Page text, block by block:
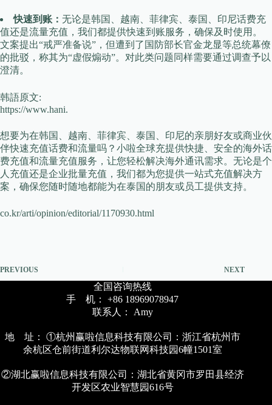
快速到账： 无论是韩国、越南、菲律宾、泰国、印尼话费充
值还是流量充值，我们都提供快速到账服务，确保及时使用。
文案提出“戒严准备说”，但遭到了国防部长官金龙显等总统幕僚
的批驳，称其为“虚假煽动”。对此类问题同样需要通过调查予以
澄清。
韩語原文:
https://www.hani.
想要为在韩国、越南、菲律宾、泰国、印尼的亲朋好友或商业伙
伴快速充值话费和流量吗？小啦全球充提供快捷、安全的海外话
费充值和流量充值服务，让您轻松解决海外通讯需求。无论是个
人充值还是企业批量充值，我们都为您提供一站式充值解决方
案，确保您随时随地都能为在泰国的朋友或员工提供支持。
co.kr/arti/opinion/editorial/1170930.html
PREVIOUS NEXT
全国咨询热线
手 机： +86 18969078947
联系人： Amy
地 址： ①杭州赢啦信息科技有限公司：浙江省杭州市
余杭区仓前街道利尔达物联网科技园6幢1501室
②湖北赢啦信息科技有限公司：湖北省黄冈市罗田县经济
开发区农业智慧园616号